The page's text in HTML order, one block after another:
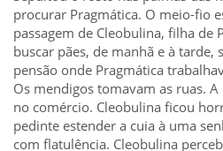
procurar Pragmática. O meio-fio
passagem de Cleobulina, filha de
buscar pães, de manhã e à tarde,
pensão onde Pragmática
Os mendigos tomavam as ruas.
no comércio. Cleobulina ficou
pedinte estender a cuia à uma
com flatulência. Cleobulina